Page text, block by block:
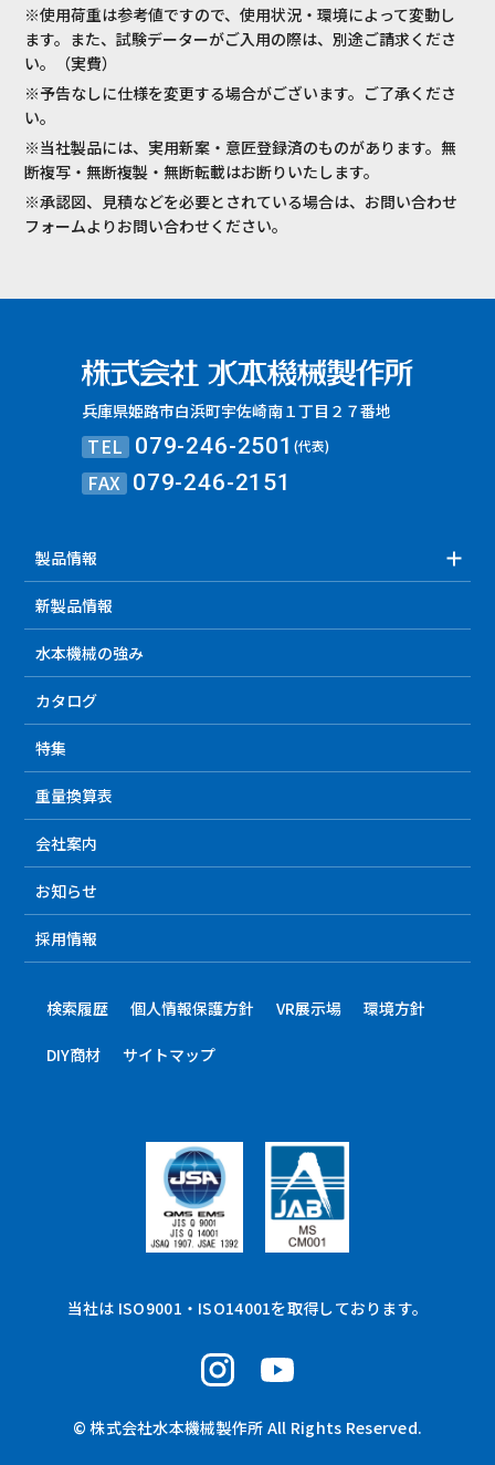
※使用荷重は参考値ですので、使用状況・環境によって変動し
ます。また、試験データーがご入用の際は、別途ご請求くださ
い。（実費）
※予告なしに仕様を変更する場合がございます。ご了承くださ
い。
※当社製品には、実用新案・意匠登録済のものがあります。無
断複写・無断複製・無断転載はお断りいたします。
※承認図、見積などを必要とされている場合は、お問い合わせ
フォームよりお問い合わせください。
兵庫県姫路市白浜町宇佐崎南１丁目２７番地
TEL 079-246-2501(代表)
FAX 079-246-2151
製品情報
新製品情報
水本機械の強み
カタログ
特集
重量換算表
会社案内
お知らせ
採用情報
検索履歴 個人情報保護方針 VR展示場 環境方針
DIY商材 サイトマップ
当社は ISO9001・ISO14001を取得しております。
© 株式会社水本機械製作所 All Rights Reserved.